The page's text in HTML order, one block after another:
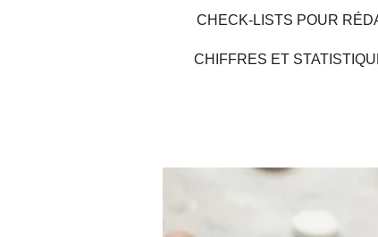
CHECK-LISTS POUR
CHIFFRES ET